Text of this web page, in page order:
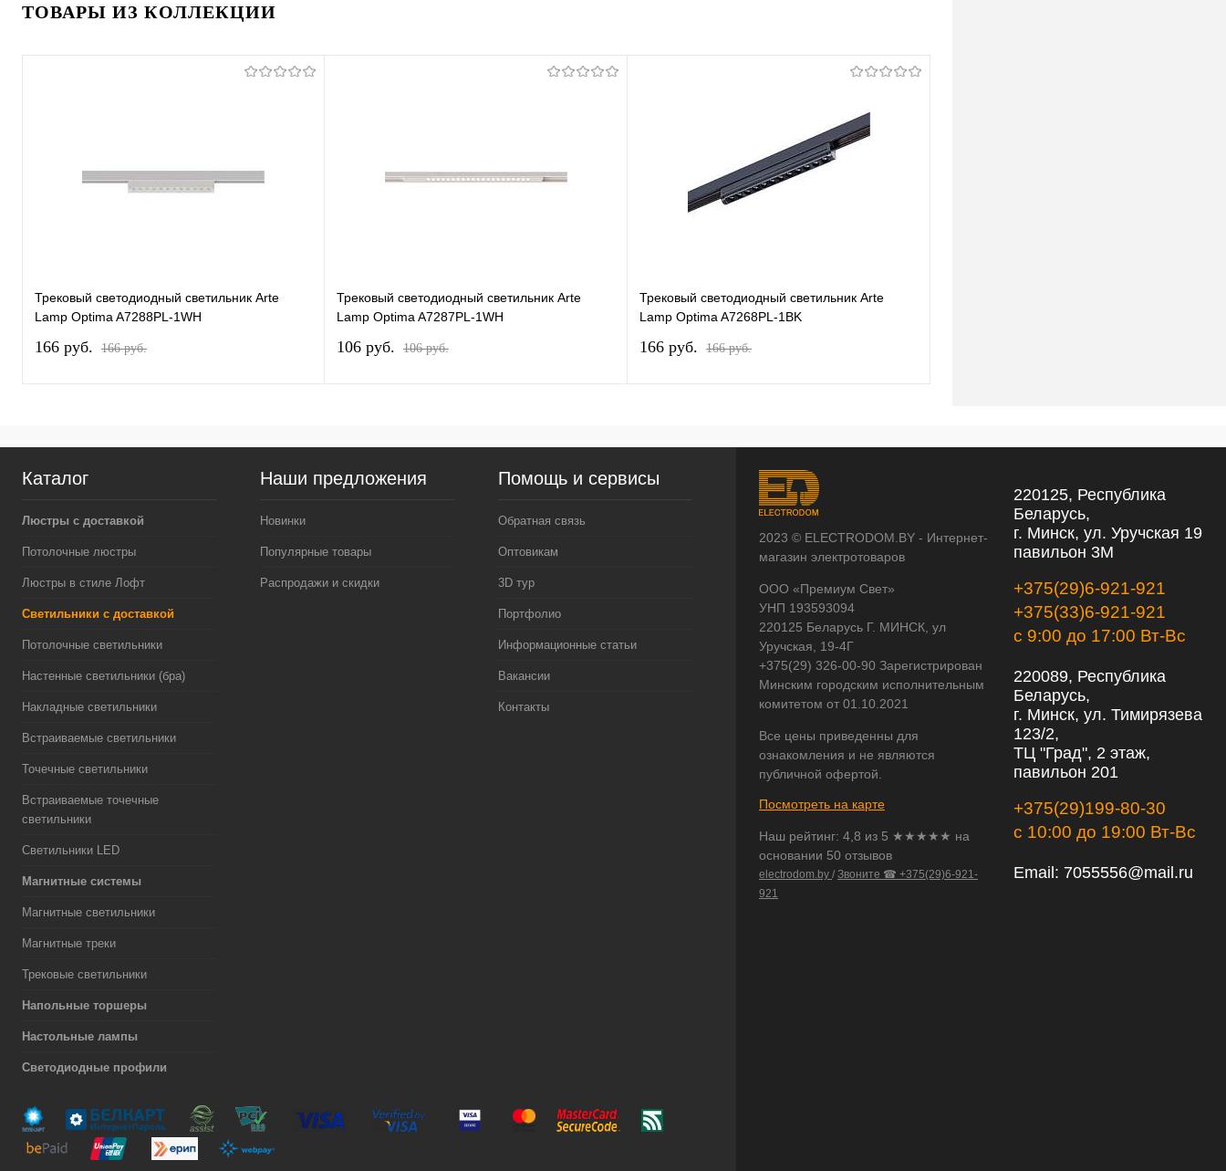
ТОВАРЫ ИЗ КОЛЛЕКЦИИ
Трековый светодиодный светильник Arte
Lamp Optima A7288PL-1WH
166 pуб. 166 pуб.
Трековый светодиодный светильник Arte
Lamp Optima A7287PL-1WH
106 pуб. 106 pуб.
Трековый светодиодный светильник Arte
Lamp Optima A7268PL-1BK
166 pуб. 166 pуб.
Каталог
Люстры с доставкой
Потолочные люстры
Люстры в стиле Лофт
Светильники с доставкой
Потолочные светильники
Настенные светильники (бра)
Накладные светильники
Встраиваемые светильники
Точечные светильники
Встраиваемые точечные
светильники
Светильники LED
Магнитные системы
Магнитные светильники
Магнитные треки
Трековые светильники
Напольные торшеры
Настольные лампы
Светодиодные профили
Наши предложения
Новинки
Популярные товары
Распродажи и скидки
Помощь и сервисы
Обратная связь
Оптовикам
3D тур
Портфолио
Информационные статьи
Вакансии
Контакты
2023 © ELECTRODOM.BY - Интернет-
магазин электротоваров
ООО «Премиум Свет»
УНП 193593094
220125 Беларусь Г. МИНСК, ул
Уручская, 19-4Г
+375(29) 326-00-90 Зарегистрирован
Минским городским исполнительным
комитетом от 01.10.2021
Все цены приведенны для
ознакомления и не являются
публичной офертой.
Посмотреть на карте
Наш рейтинг: 4,8 из 5 ★★★★★ на
основании 50 отзывов
electrodom.by / Звоните ☎ +375(29)6-921-
921
220125, Республика
Беларусь,
г. Минск, ул. Уручская 19
павильон 3М
+375(29)6-921-921
+375(33)6-921-921
с 9:00 до 17:00 Вт-Вс
220089, Республика
Беларусь,
г. Минск, ул. Тимирязева
123/2,
ТЦ "Град", 2 этаж,
павильон 201
+375(29)199-80-30
с 10:00 до 19:00 Вт-Вс
Email: 7055556@mail.ru